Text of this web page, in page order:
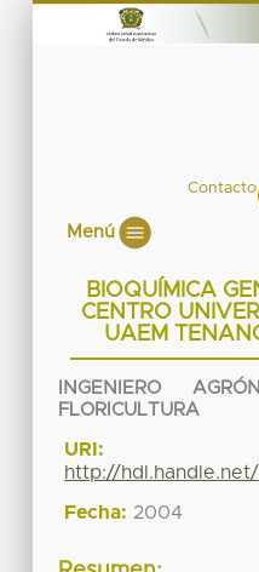
Contacto
Menú
BIOQUÍMICA
CENTRO
UAEM
INGENIERO
FLORICULTURA
URI:
http://
Fecha: 2004